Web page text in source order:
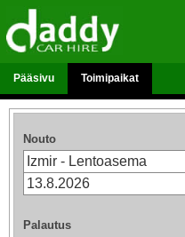
Pääsivu Toimipaikat
Nouto
Palautus